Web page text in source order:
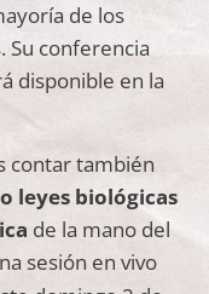
de los
Su conferencia
disponible en la
contar también
leyes biológicas
de la mano del
sesión en vivo